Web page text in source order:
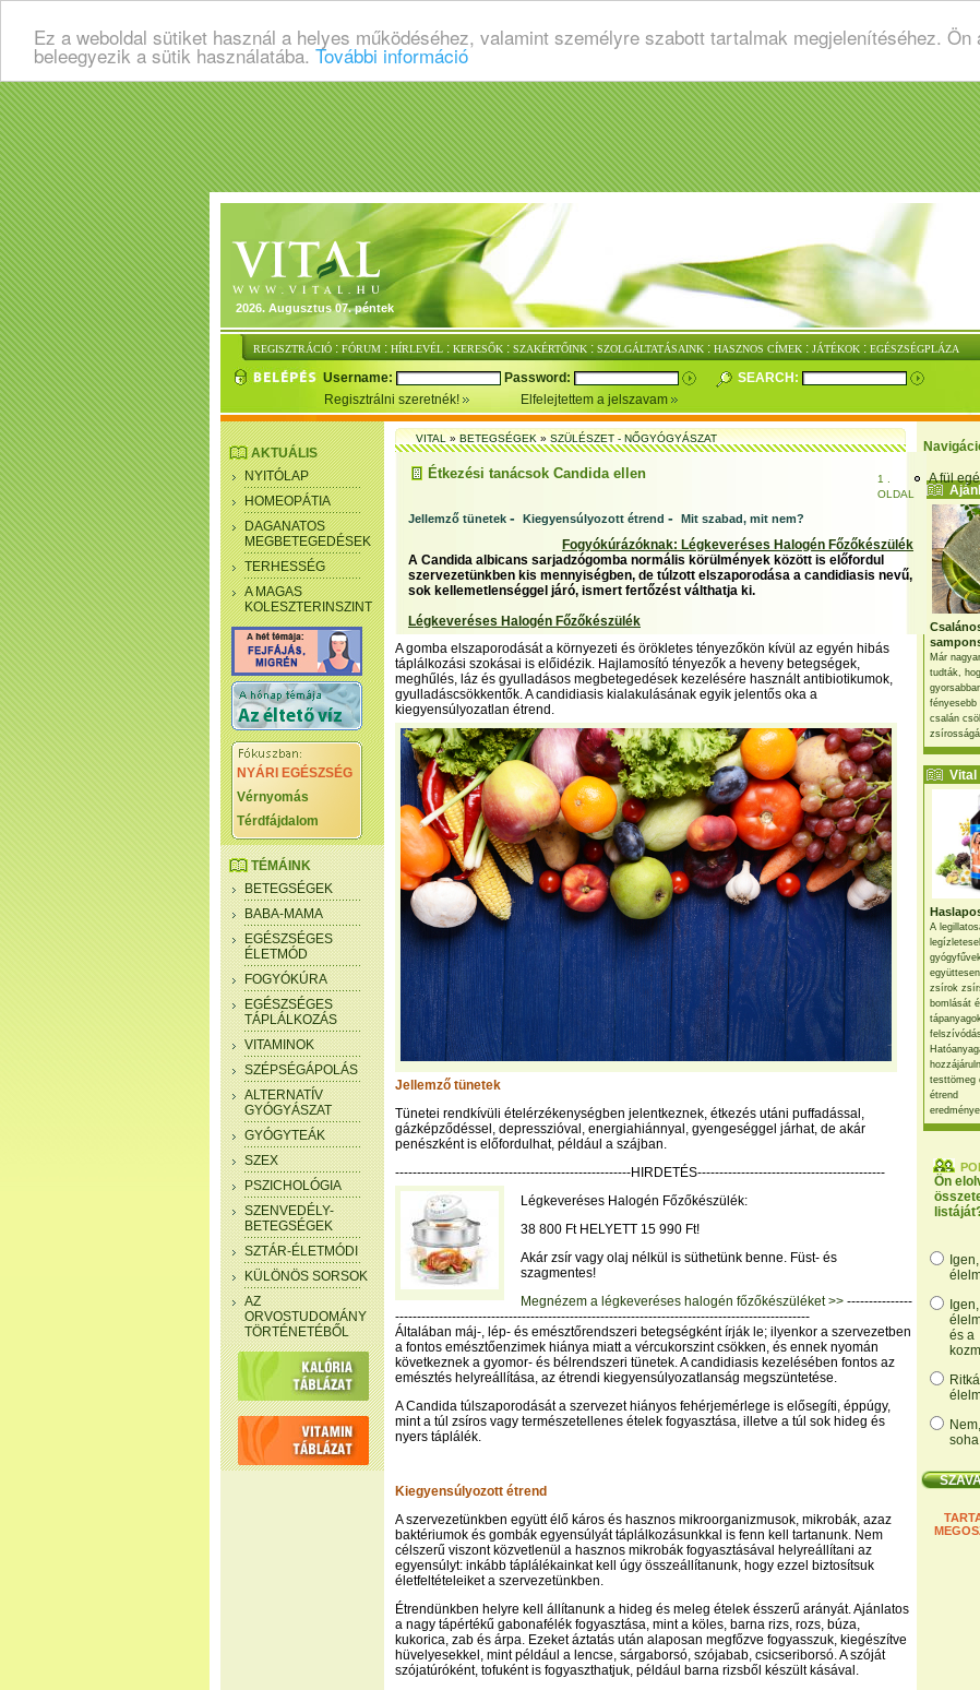
Ez a weboldal sütiket használ a helyes működéséhez, valamint személyre szabott tartalmak megjelenítéséhez. Ön
beleegyezik a sütik használatába. További információ
2026. Augusztus 07. péntek
REGISZTRÁCIÓ : FÓRUM : HÍRLEVÉL : KERESŐK : SZAKÉRTŐINK : SZOLGÁLTATÁSAINK : HASZNOS CÍMEK : JÁTÉKOK : EGÉSZSÉGPLÁZA
Username: Password:
SEARCH:
Regisztrálni szeretnék!
Elfelejtettem a jelszavam
A fül
Már
tudták,
fényesebb
csalán
Vital
A
zsírok
bomlását
testtömeg
étrend
Ön
és a
AKTUÁLIS
NYITÓLAP
HOMEOPÁTIA
DAGANATOS
MEGBETEGEDÉSEK
TERHESSÉG
A MAGAS
KOLESZTERINSZINT
NYÁRI EGÉSZSÉG
Vérnyomás
Térdfájdalom
TÉMÁINK
BETEGSÉGEK
BABA-MAMA
EGÉSZSÉGES
ÉLETMÓD
FOGYÓKÚRA
EGÉSZSÉGES
TÁPLÁLKOZÁS
VITAMINOK
SZÉPSÉGÁPOLÁS
ALTERNATÍV
GYÓGYÁSZAT
GYÓGYTEÁK
SZEX
PSZICHOLÓGIA
SZENVEDÉLY-
BETEGSÉGEK
SZTÁR-ÉLETMÓDI
KÜLÖNÖS SORSOK
AZ
ORVOSTUDOMÁNY
TÖRTÉNETÉBŐL
VITAL»BETEGSÉGEK»SZÜLÉSZET - NŐGYÓGYÁSZAT
Étkezési tanácsok Candida ellen
1 .
OLDAL
Jellemző tünetek - Kiegyensúlyozott étrend - Mit szabad, mit nem?
Fogyókúrázóknak: Légkeveréses Halogén Főzőkészülék
A Candida albicans sarjadzógomba normális körülmények között is előfordul
szervezetünkben kis mennyiségben, de túlzott elszaporodása a candidiasis nevű,
sok kellemetlenséggel járó, ismert fertőzést válthatja ki.
Légkeveréses Halogén Főzőkészülék
A gomba elszaporodását a környezeti és örökletes tényezőkön kívül az egyén hibás
táplálkozási szokásai is előidézik. Hajlamosító tényezők a heveny betegségek,
meghűlés, láz és gyulladásos megbetegedések kezelésére használt antibiotikumok,
gyulladáscsökkentők. A candidiasis kialakulásának egyik jelentős oka a
kiegyensúlyozatlan étrend.
Jellemző tünetek
Tünetei rendkívüli ételérzékenységben jelentkeznek, étkezés utáni puffadással,
gázképződéssel, depresszióval, energiahiánnyal, gyengeséggel járhat, de akár
penészként is előfordulhat, például a szájban.
------------------------------------------------------HIRDETÉS-------------------------------------------
Légkeveréses Halogén Főzőkészülék:
38 800 Ft HELYETT 15 990 Ft!
Akár zsír vagy olaj nélkül is süthetünk benne. Füst- és
szagmentes!
Megnézem a légkeveréses halogén főzőkészüléket >> ---------------
-----------------------------------------------------------------------------------------------
Általában máj-, lép- és emésztőrendszeri betegségként írják le; ilyenkor a szervezetben
a fontos emésztőenzimek hiánya miatt a vércukorszint csökken, és ennek nyomán
következnek a gyomor- és bélrendszeri tünetek. A candidiasis kezelésében fontos az
emésztés helyreállítása, az étrendi kiegyensúlyozatlanság megszüntetése.
A Candida túlszaporodását a szervezet hiányos fehérjemérlege is elősegíti, éppúgy,
mint a túl zsíros vagy természetellenes ételek fogyasztása, illetve a túl sok hideg és
nyers táplálék.
Kiegyensúlyozott étrend
A szervezetünkben együtt élő káros és hasznos mikroorganizmusok, mikrobák, azaz
baktériumok és gombák egyensúlyát táplálkozásunkkal is fenn kell tartanunk. Nem
célszerű viszont közvetlenül a hasznos mikrobák fogyasztásával helyreállítani az
egyensúlyt: inkább táplálékainkat kell úgy összeállítanunk, hogy ezzel biztosítsuk
életfeltételeiket a szervezetünkben.
Étrendünkben helyre kell állítanunk a hideg és meleg ételek ésszerű arányát. Ajánlatos
a nagy tápértékű gabonafélék fogyasztása, mint a köles, barna rizs, rozs, búza,
kukorica, zab és árpa. Ezeket áztatás után alaposan megfőzve fogyasszuk, kiegészítve
hüvelyesekkel, mint például a lencse, sárgaborsó, szójabab, csicseriborsó. A szóját
szójatúróként, tofuként is fogyaszthatjuk, például barna rizsből készült kásával.